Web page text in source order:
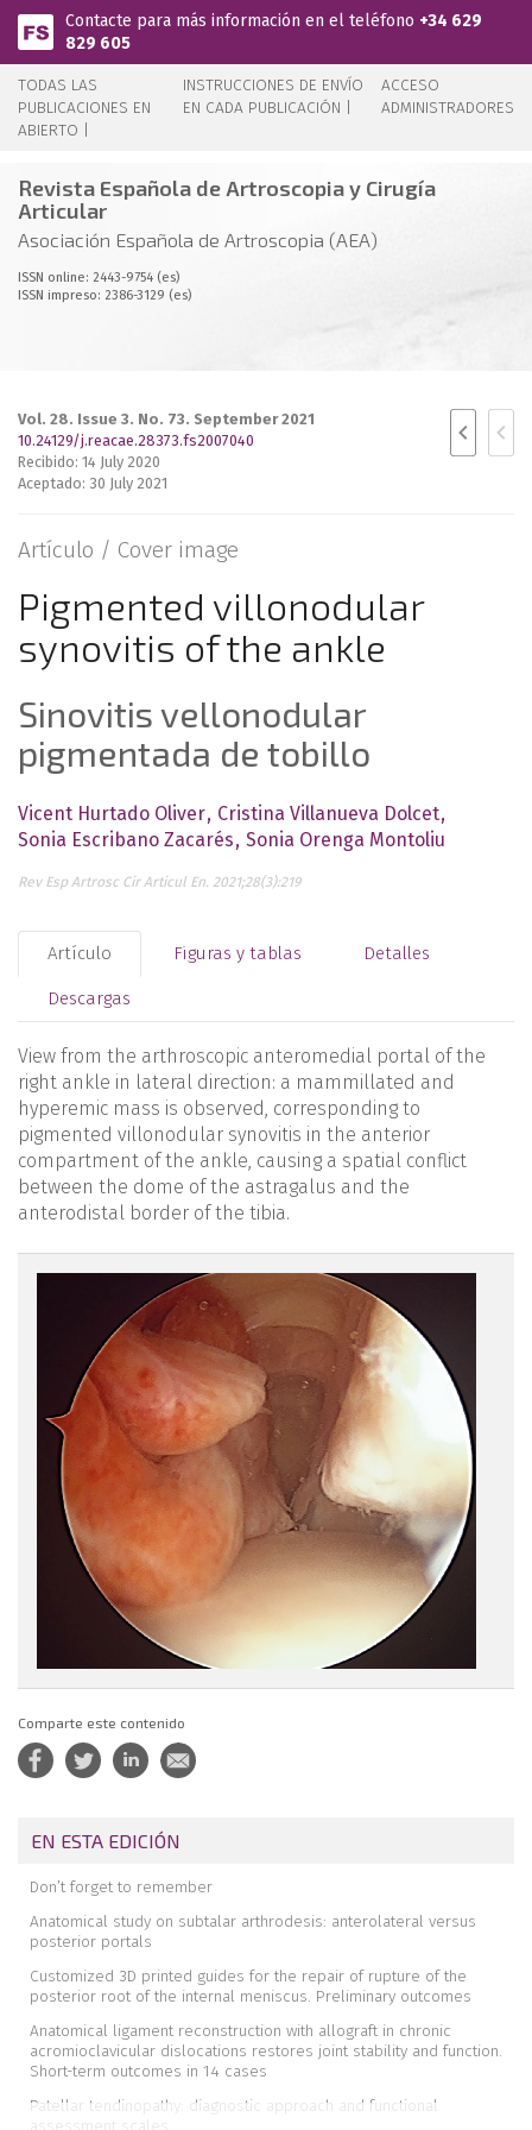
Pasar al contenido principal
Contacte para más información en el teléfono +34 629
829 605
TODAS LAS
PUBLICACIONES EN
ABIERTO |
INSTRUCCIONES DE ENVÍO
EN CADA PUBLICACIÓN |
ACCESO
ADMINISTRADORES
Revista Española de Artroscopia y Cirugía
Articular
Asociación Española de Artroscopia (AEA)
ISSN online: 2443-9754 (es)
ISSN impreso: 2386-3129 (es)
Vol. 28. Issue 3. No. 73. September 2021
10.24129/j.reacae.28373.fs2007040
Recibido: 14 July 2020
Aceptado: 30 July 2021
Artículo / Cover image
Pigmented villonodular
synovitis of the ankle
Sinovitis vellonodular
pigmentada de tobillo
Vicent Hurtado Oliver Cristina Villanueva Dolcet
Sonia Escribano Zacarés Sonia Orenga Montoliu
Rev Esp Artrosc Cir Articul En. 2021;28(3):219
Artículo Figuras y tablas Detalles
Descargas
View from the arthroscopic anteromedial portal of the
right ankle in lateral direction: a mammillated and
hyperemic mass is observed, corresponding to
pigmented villonodular synovitis in the anterior
compartment of the ankle, causing a spatial conflict
between the dome of the astragalus and the
anterodistal border of the tibia.
reacae.28373.fs2007040-
figure1.png
Comparte este contenido
EN ESTA EDICIÓN
Don’t forget to remember
Anatomical study on subtalar arthrodesis: anterolateral versus
posterior portals
Customized 3D printed guides for the repair of rupture of the
posterior root of the internal meniscus. Preliminary outcomes
Anatomical ligament reconstruction with allograft in chronic
acromioclavicular dislocations restores joint stability and function.
Short-term outcomes in 14 cases
Patellar tendinopathy: diagnostic approach and functional
assessment scales